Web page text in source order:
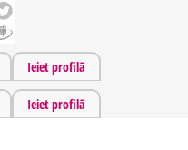
Ieiet profilā
Ieiet profilā